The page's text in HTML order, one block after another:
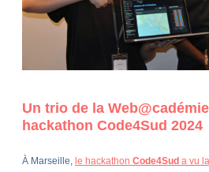
Un trio de la
hackathon Code4Sud 2024
À Marseille, le hackathon Code4Sud a vu